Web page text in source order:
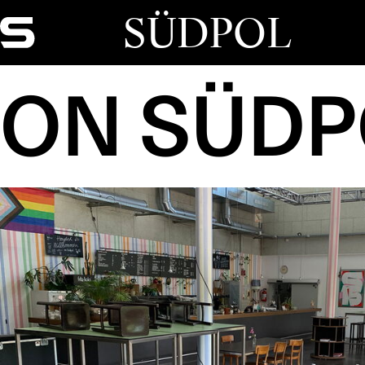
SÜDPOL
ON